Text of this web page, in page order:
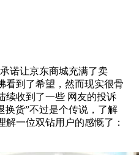
诺让京东商城充满了卖
看到了希望，然而现实很骨
续收到了一些 网友的投诉
货”不过是个传说，了解
一位双钻用户的感慨了：